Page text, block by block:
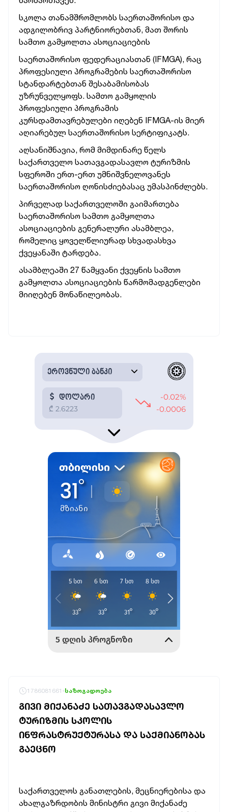
სკოლა თანამშრომლობს საერთაშორისო და
ადგილობრივ პარტნიორებთან, მათ შორის
სამთო გამყოლთა ასოციაციების
საერთაშორისო ფედერაციასთან (IFMGA), რაც
პროფესიული პროგრამების საერთაშორისო
სტანდარტებთან შესაბამისობას
უზრუნველყოფს. სამთო გამყოლის
პროფესიული პროგრამის
კურსდამთავრებულები იღებენ IFMGA-ის მიერ
აღიარებულ საერთაშორისო სერტიფიკატს.
აღსანიშნავია, რომ მიმდინარე წელს
საქართველო სათავგადასავლო ტურიზმის
სფეროში ერთ-ერთ უმნიშვნელოვანეს
საერთაშორისო ღონისძიებასაც უმასპინძლებს.
პირველად საქართველოში გაიმართება
საერთაშორისო სამთო გამყოლთა
ასოციაციების გენერალური ასამბლეა,
რომელიც ყოველწლიურად სხვადასხვა
ქვეყანაში ტარდება.
ასამბლეაში 27 წამყვანი ქვეყნის სამთო
გამყოლთა ასოციაციების წარმომადგენლები
მიიღებენ მონაწილეობას.
1786081661 საზოგადოება
ᲒᲘᲕᲘ ᲛᲘᲥᲐᲜᲐᲫᲔ ᲡᲐᲗᲐᲕᲒᲐᲓᲐᲡᲐᲕᲚᲝ
ᲢᲣᲠᲘᲖᲛᲘᲡ ᲡᲙᲝᲚᲘᲡ
ᲘᲜᲤᲠᲐᲡᲢᲠᲣᲥᲢᲣᲠᲐᲡᲐ ᲓᲐ ᲡᲐᲥᲛᲘᲐᲜᲝᲑᲐᲡ
ᲒᲐᲔᲪᲜᲝ
საქართველოს განათლების, მეცნიერებისა და
ახალგაზრდობის მინისტრი გივი მიქანაძე